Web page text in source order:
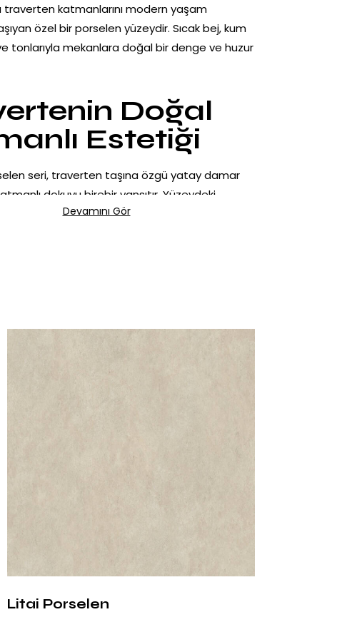
katmanlarını modern yaşam
özel bir porselen yüzeydir. Sıcak bej, kum
tonlarıyla mekanlara doğal bir denge ve huzur
Doğal
Estetiği
seri, traverten taşına özgü yatay damar
dokuyu birebir yansıtır. Yüzeydeki
değil, yumuşak ve akışkandır. Bu sayede Desert
Görünüm
Işığı yansıtmadan dengeli bir görünüm sunar
sıcak bir atmosfer oluşturur. Aynı zamanda
izi ve leke görünümünü minimuma indirir.
Teknik
porselen, yüksek sıcaklıklarda üretilmiş ileri
ve yoğun kullanıma uygundur.
görünümlü doku
Devamını Gör
Litai Porselen